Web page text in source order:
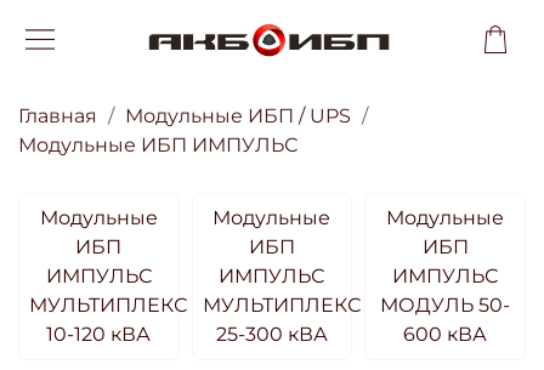
Главная
Модульные ИБП / UPS
Модульные ИБП ИМПУЛЬС
Модульные
ИБП
ИМПУЛЬС
МУЛЬТИПЛЕКС
10-120 кВА
Модульные
ИБП
ИМПУЛЬС
МУЛЬТИПЛЕКС
25-300 кВА
Модульные
ИБП
ИМПУЛЬС
МОДУЛЬ 50-
600 кВА